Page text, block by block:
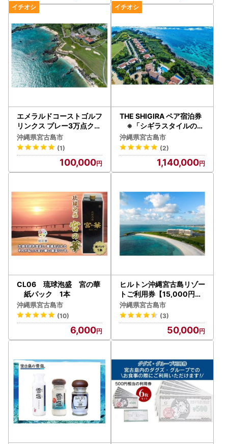
エメラルドコーストゴルフ
リンクス プレー3万点クー
ポン
沖縄県宮古島市
(1)
100,000
THE SHIGIRA ペア宿泊券
※「シギラスタイルのオ
ールインクルーシブ」とい
う贅沢
沖縄県宮古島市
(2)
1,140,000
CL06 琉球泡盛 宮の華
紙パック 1本
沖縄県宮古島市
(10)
6,000
ヒルトン沖縄宮古島リゾー
トご利用券【15,000円】
（JQ002）
沖縄県宮古島市
(3)
50,000